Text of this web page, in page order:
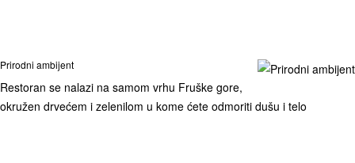
Prirodni ambijent
Restoran se nalazi na samom vrhu Fruške gore,
okružen drvećem i zelenilom u kome ćete odmoriti dušu i telo